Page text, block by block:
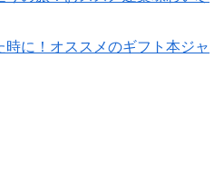
時に！オススメのギフト本ジャ